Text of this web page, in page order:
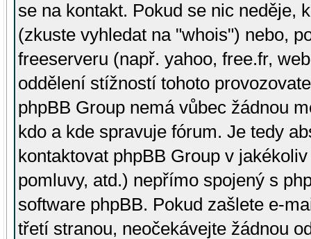
se na kontakt. Pokud se nic neděje,
(zkuste vyhledat na "whois") nebo,
freeserveru (např. yahoo, free.fr,
oddělení stížností tohoto
phpBB Group nemá vůbec žádnou
kdo a kde spravuje fórum. Je tedy
kontaktovat phpBB Group v
pomluvy, atd.) nepřímo spojený s
software phpBB. Pokud zašlete e-
třetí stranou, neočekávejte žádnou